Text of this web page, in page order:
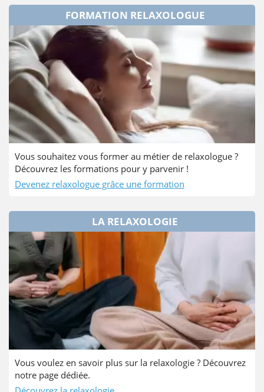
FORMATION RELAXOLOGUE
Vous souhaitez vous former au métier de relaxologue ?
Découvrez les formations pour y parvenir !
Devenez relaxologue grâce une formation
LA RELAXOLOGIE
Vous voulez en savoir plus sur la relaxologie ? Découvrez
notre page dédiée.